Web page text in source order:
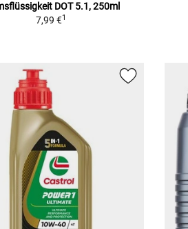
DOT 5.1, 250ml
7,99 €1